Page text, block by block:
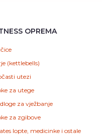
OPREMA
(kettlebells)
utezi
za utege
za vježbanje
za zgibove
lopte, medicinke i ostale